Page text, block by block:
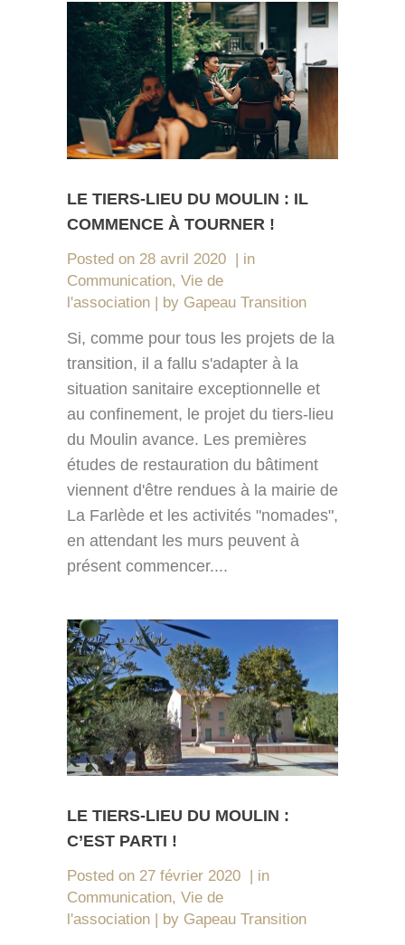
LE TIERS-LIEU DU MOULIN : IL
COMMENCE À TOURNER !
Posted on 28 avril 2020
in
Communication, Vie de
l'association
by Gapeau Transition
Si, comme pour tous les projets de la
transition, il a fallu s'adapter à la
situation sanitaire exceptionnelle et
au confinement, le projet du tiers-lieu
du Moulin avance. Les premières
études de restauration du bâtiment
viennent d'être rendues à la mairie de
La Farlède et les activités "nomades",
en attendant les murs peuvent à
présent commencer....
LE TIERS-LIEU DU MOULIN :
C’EST PARTI !
Posted on 27 février 2020
in
Communication, Vie de
l'association
by Gapeau Transition